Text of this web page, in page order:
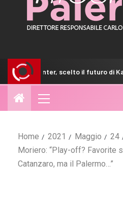
scelto il futuro di Kamate: il club
Home 2021 Maggio
24
Moriero: “Play-off? Favorite
Catanzaro, ma il Palermo…”